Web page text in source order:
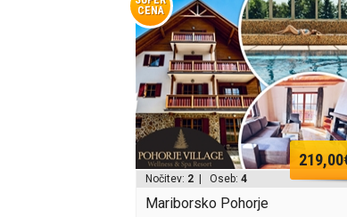
CENA
Nočitev: 2 | Oseb: 4
Mariborsko Pohorje